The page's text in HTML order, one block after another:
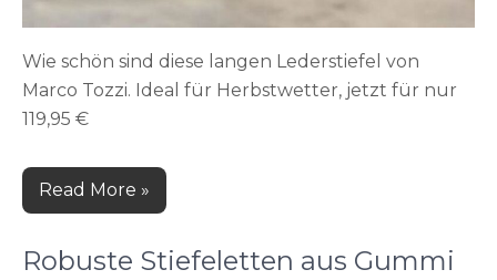
Wie schön sind diese langen Lederstiefel von
Marco Tozzi. Ideal für Herbstwetter, jetzt für nur
119,95 €
Read More »
Robuste Stiefeletten aus Gummi